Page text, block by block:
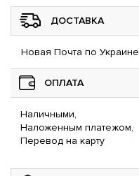
ДОСТАВКА
Новая Почта по Украине
ОПЛАТА
Наличными,
Наложенным платежом,
Перевод на карту